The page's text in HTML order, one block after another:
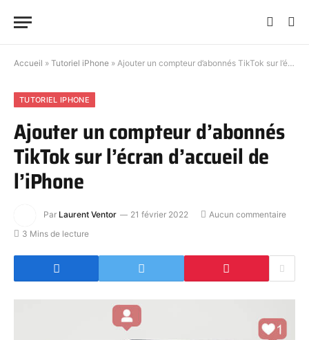
Accueil » Tutoriel iPhone » Ajouter un compteur d’abonnés TikTok sur l’écran d’accueil de l’iPhone
TUTORIEL IPHONE
Ajouter un compteur d’abonnés
TikTok sur l’écran d’accueil de
l’iPhone
Par Laurent Ventor 21 février 2022
Aucun commentaire
3 Mins de lecture